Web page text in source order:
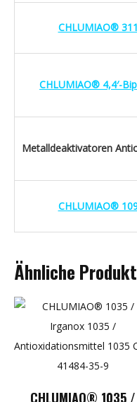
CHLUMIAO®
CHLUMIAO® 4,4′-
Metalldeaktivatoren
CHLUMIAO®
Ähnliche
CHLUMIAO® 1035 /